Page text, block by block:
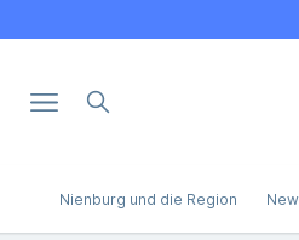
Nienburg und die Region